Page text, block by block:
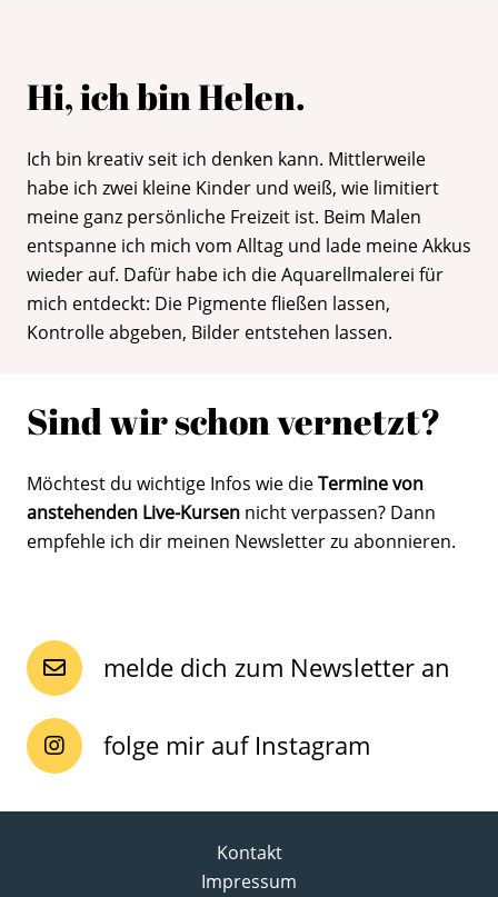
Hi, ich bin Helen.
Ich bin kreativ seit ich denken kann. Mittlerweile
habe ich zwei kleine Kinder und weiß, wie limitiert
meine ganz persönliche Freizeit ist. Beim Malen
entspanne ich mich vom Alltag und lade meine Akkus
wieder auf. Dafür habe ich die Aquarellmalerei für
mich entdeckt: Die Pigmente fließen lassen,
Kontrolle abgeben, Bilder entstehen lassen.
Sind wir schon vernetzt?
Möchtest du wichtige Infos wie dieTermine von
anstehenden Live-Kursen nicht verpassen? Dann
empfehle ich dir meinen Newsletter zu abonnieren.
melde dich zum Newsletter an
folge mir auf Instagram
Kontakt
Impressum